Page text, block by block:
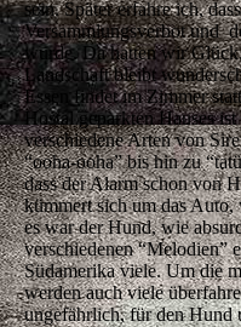
sein. Später erfahre ich,
Versammlungsverbot und
wurde. Da hatten wir
Landschaft bleibt
Essen findet im Zimmer
Hostal geparkten Hauses
verschiedene Arten von
“ooha-ooha” bis hin zu
dass der Alarm schon von
kümmert sich um das
es war der Hund, wie
verschiedenen “Melodien”
Südamerika viele. Um die
werden auch viele
ungefährlich, für den Hund